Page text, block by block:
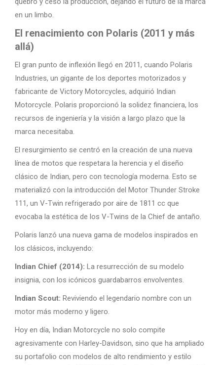
en un limbo.
El renacimiento con Polaris (2011 y más
allá)
El gran punto de inflexión llegó en 2011, cuando Polaris
Industries, un gigante de los deportes motorizados y
fabricante de Victory Motorcycles, adquirió Indian
Motorcycle. Polaris proporcionó la solidez financiera, los
recursos de ingeniería y la visión a largo plazo que la
marca necesitaba.
El resurgimiento se centró en la creación de una nueva
línea de motos que respetara la herencia y el diseño
clásico de Indian, pero con tecnología moderna. Esto se
materializó con la introducción del Motor Thunder Stroke
111, un V-Twin refrigerado por aire de 1811 cc que
evocaba la estética de los V-Twins de la Chief de antaño.
Polaris lanzó una nueva gama de modelos inspirados en
los clásicos, incluyendo:
Indian Chief (2014): La resurrección de su modelo
insignia, con los icónicos guardabarros envolventes.
Indian Scout: Reviviendo el legendario nombre con un
motor más moderno y ligero.
Hoy en día, Indian Motorcycle no solo compite
agresivamente con Harley-Davidson, sino que ha ampliado
su portafolio con modelos de alto rendimiento y estilo